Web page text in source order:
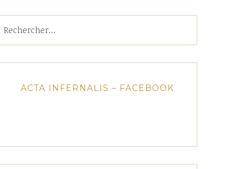
ACTA INFERNALIS – FACEBOOK